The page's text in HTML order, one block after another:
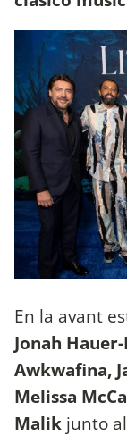
En la avant
Jonah
Awkwafina,
Melissa
Malik junto